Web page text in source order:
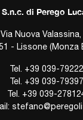
di Perego
Via Nuova Valassina,
- Lissone (Monza
Tel. +39 039-
Tel. +39 039-
Tel. +39 039-